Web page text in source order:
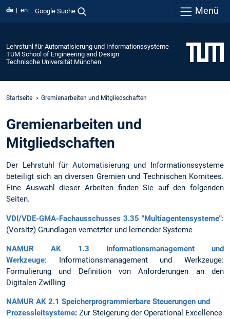
de en Google Suche Menü
Lehrstuhl für Automatisierung und Informationssysteme
TUM School of Engineering and Design
Technische Universität München
Startseite Gremienarbeiten und Mitgliedschaften
Gremienarbeiten und
Mitgliedschaften
Der Lehrstuhl für Automatisierung und Informationssysteme
beteiligt sich an diversen Gremien und Technischen Komitees.
Eine Auswahl dieser Arbeiten finden Sie auf den folgenden
Seiten.
VDI/VDE-GMA-Fachausschusses 3.35 "Multiagentensysteme":
(Vorsitz) Grundlagen vernetzter und lernender Systeme
NAMUR AK 1.3 Informationsmanagement und
Werkzeuge: Informationsmanagement und Werkzeuge:
Formulierung und Definition von Anforderungen an den
Digitalen Zwilling
NAMUR AK 2.1 Speicherprogrammierbare Steuerungen und
Prozessleitsysteme: Zur Steigerung der Operational Excellence